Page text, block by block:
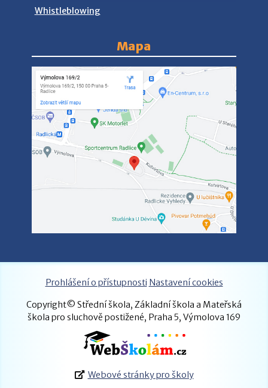
Whistleblowing
Mapa
Prohlášení o přístupnosti Nastavení cookies
Copyright© Střední škola, Základní škola a Mateřská
škola pro sluchově postižené, Praha 5, Výmolova 169
Webové stránky pro školy